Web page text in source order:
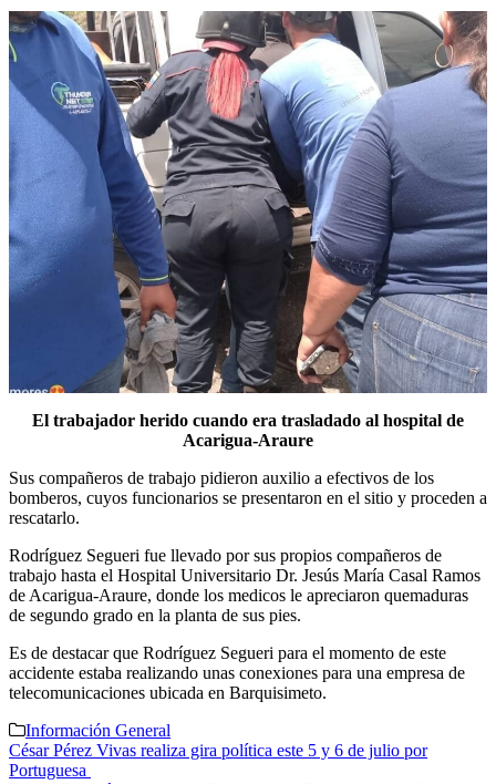
El trabajador herido cuando era trasladado al hospital de
Acarigua-Araure
Sus compañeros de trabajo pidieron auxilio a efectivos de los
bomberos, cuyos funcionarios se presentaron en el sitio y proceden a
rescatarlo.
Rodríguez Segueri fue llevado por sus propios compañeros de
trabajo hasta el Hospital Universitario Dr. Jesús María Casal Ramos
de Acarigua-Araure, donde los medicos le apreciaron quemaduras
de segundo grado en la planta de sus pies.
Es de destacar que Rodríguez Segueri para el momento de este
accidente estaba realizando unas conexiones para una empresa de
telecomunicaciones ubicada en Barquisimeto.
Información General
Navegación
César Pérez Vivas realiza gira política este 5 y 6 de julio por
Portuguesa